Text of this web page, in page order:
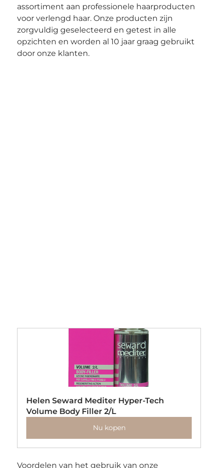
assortiment aan professionele haarproducten
voor verlengd haar. Onze producten zijn
zorgvuldig geselecteerd en getest in alle
opzichten en worden al 10 jaar graag gebruikt
door onze klanten.
Helen Seward Mediter Hyper-Tech
Volume Body Filler 2/L
Nu kopen
Voordelen van het gebruik van onze